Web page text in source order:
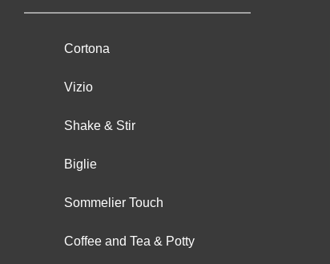
Cortona
Vizio
Shake & Stir
Biglie
Sommelier Touch
Coffee and Tea & Potty